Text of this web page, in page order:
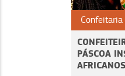
Confeitaria
PÁSCOA
AFRICANOS